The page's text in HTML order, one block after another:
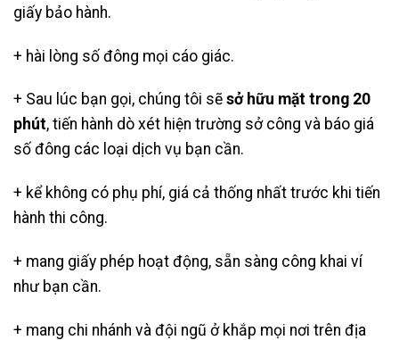
giấy bảo hành.
+ hài lòng số đông mọi cáo giác.
+ Sau lúc bạn gọi, chúng tôi sẽ sở hữu mặt trong 20
phút, tiến hành dò xét hiện trường sở công và báo giá
số đông các loại dịch vụ bạn cần.
+ kể không có phụ phí, giá cả thống nhất trước khi tiến
hành thi công.
+ mang giấy phép hoạt động, sẵn sàng công khai ví
như bạn cần.
+ mang chi nhánh và đội ngũ ở khắp mọi nơi trên địa